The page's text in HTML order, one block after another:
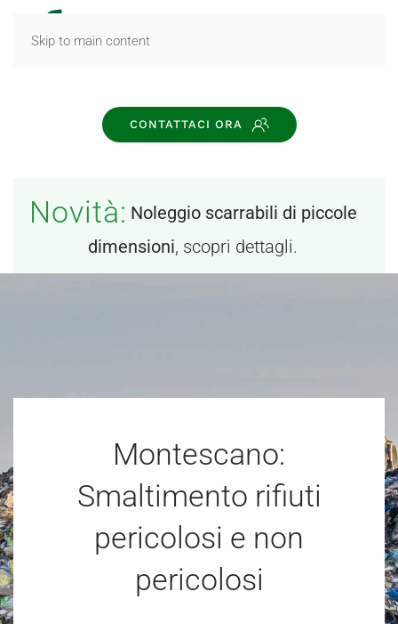
Skip to main content
CONTATTACI ORA
Novità: Noleggio scarrabili di piccole
dimensioni, scopri dettagli.
Montescano:
Smaltimento rifiuti
pericolosi e non
pericolosi